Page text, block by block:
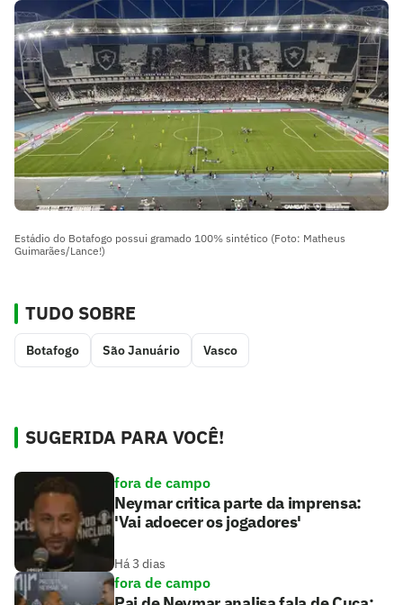
Estádio do Botafogo possui gramado 100% sintético (Foto: Matheus
Guimarães/Lance!)
TUDO SOBRE
Botafogo São Januário Vasco
SUGERIDA PARA VOCÊ!
fora de campo
Neymar critica parte da imprensa:
'Vai adoecer os jogadores'
Há 3 dias
fora de campo